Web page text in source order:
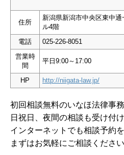
住所
新潟県新潟市中央区東中
ル4階
電話
025-226-8051
営業時
間
平日9:00～17:00
HP http://niigata-law.jp/
初回相談無料のいなほ法律事
日祝日、夜間の相談も受け付け
インターネットでも相談予約
まずはお気軽にご相談ください